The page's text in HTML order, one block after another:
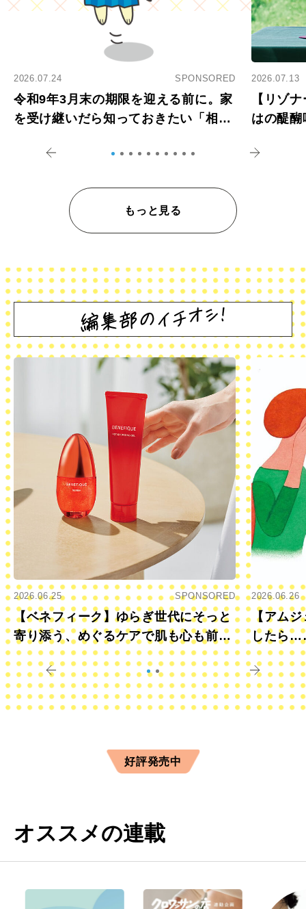
2026.07.24 SPONSORED
令和9年3月末の期限を迎える前に。家
を受け継いだら知っておきたい「相続
2026.07.13
【リゾ
はの醍
もっと見る
2026.06.25 SPONSORED
【ベネフィーク】ゆらぎ世代にそっと
寄り添う、めぐるケアで肌も心も前向
きに
2026.06.26
【アムジ
したら
すか？
好評発売中
オススメの連載